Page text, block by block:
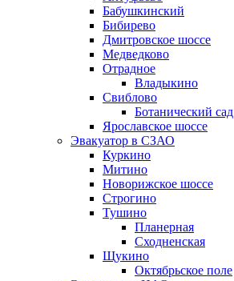
Бабушкинский
Бибирево
Дмитровское шоссе
Медведково
Отрадное
Владыкино
Свиблово
Ботанический сад
Ярославское шоссе
Эвакуатор в СЗАО
Куркино
Митино
Новорижское шоссе
Строгино
Тушино
Планерная
Сходненская
Щукино
Октябрьское поле